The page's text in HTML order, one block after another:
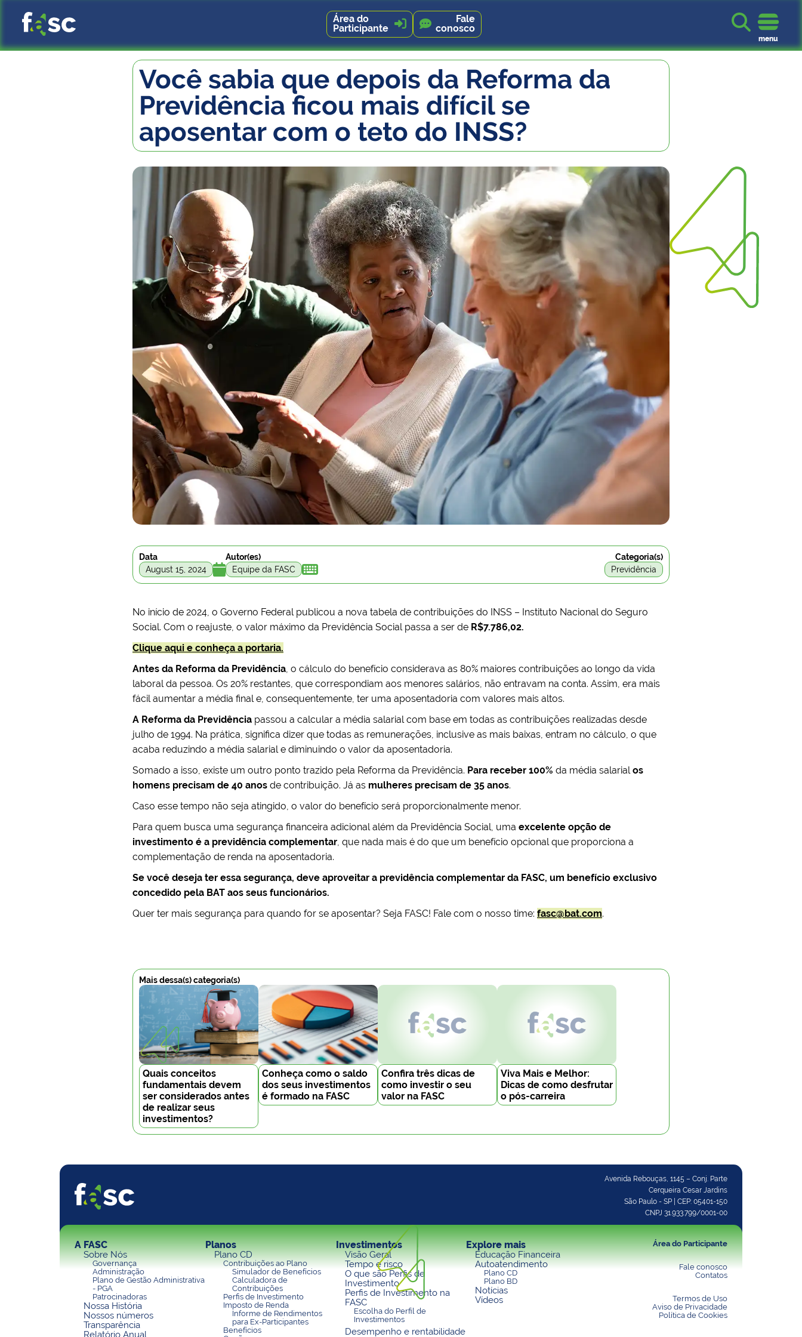
Área do
Participante  
Fale
conosco

menu
Você sabia que depois da Reforma da
Previdência ficou mais difícil se
aposentar com o teto do INSS?
Data
August 15, 2024

Autor(es)
Equipe da FASC

Categoria(s)
Previdência
No início de 2024, o Governo Federal publicou a nova tabela de contribuições do INSS – Instituto Nacional do Seguro
Social. Com o reajuste, o valor máximo da Previdência Social passa a ser de R$7.786,02.
Clique aqui e conheça a portaria.
Antes da Reforma da Previdência, o cálculo do benefício considerava as 80% maiores contribuições ao longo da vida
laboral da pessoa. Os 20% restantes, que correspondiam aos menores salários, não entravam na conta. Assim, era mais
fácil aumentar a média final e, consequentemente, ter uma aposentadoria com valores mais altos.
A Reforma da Previdência passou a calcular a média salarial com base em todas as contribuições realizadas desde
julho de 1994. Na prática, significa dizer que todas as remunerações, inclusive as mais baixas, entram no cálculo, o que
acaba reduzindo a média salarial e diminuindo o valor da aposentadoria.
Somado a isso, existe um outro ponto trazido pela Reforma da Previdência. Para receber 100% da média salarialos
homens precisam de 40 anos de contribuição. Já as mulheres precisam de 35 anos.
Caso esse tempo não seja atingido, o valor do benefício será proporcionalmente menor.
Para quem busca uma segurança financeira adicional além da Previdência Social, uma excelente opção de
investimento é a previdência complementar, que nada mais é do que um benefício opcional que proporciona a
complementação de renda na aposentadoria.
Se você deseja ter essa segurança, deve aproveitar a previdência complementar da FASC, um benefício exclusivo
concedido pela BAT aos seus funcionários.
Quer ter mais segurança para quando for se aposentar? Seja FASC! Fale com o nosso time: fasc@bat.com.
Mais dessa(s) categoria(s)
Quais conceitos
fundamentais devem
ser considerados antes
de realizar seus
investimentos?
Conheça como o saldo
dos seus investimentos
é formado na FASC
Confira três dicas de
como investir o seu
valor na FASC
Viva Mais e Melhor:
Dicas de como desfrutar
o pós-carreira
Avenida Rebouças, 1145 – Conj. Parte
Cerqueira Cesar Jardins
São Paulo - SP | CEP: 05401-150
CNPJ 31.933.799/0001-00
A FASC
Sobre Nós
Governança
Administração
Plano de Gestão Administrativa
- PGA
Patrocinadoras
Nossa História
Nossos números
Transparência
Relatório Anual
Planos
Plano CD
Contribuições ao Plano
Simulador de Benefícios
Calculadora de
Contribuições
Perfis de Investimento
Imposto de Renda
Informe de Rendimentos
para Ex-Participantes
Benefícios
Investimentos
Visão Geral
Tempo e risco
O que são Perfis de
Investimento
Perfis de Investimento na
FASC
Escolha do Perfil de
Investimentos
Desempenho e rentabilidade
Explore mais
Educação Financeira
Autoatendimento
Plano CD
Plano BD
Notícias
Vídeos
Área do Participante
Fale conosco
Contatos
Termos de Uso
Aviso de Privacidade
Política de Cookies